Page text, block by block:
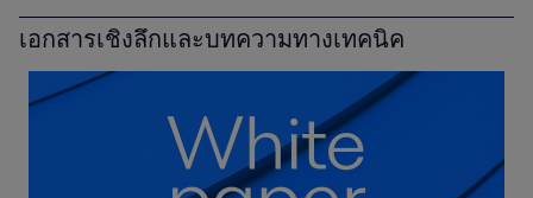
เอกสารเชิงลึกและบทความทางเทคนิค